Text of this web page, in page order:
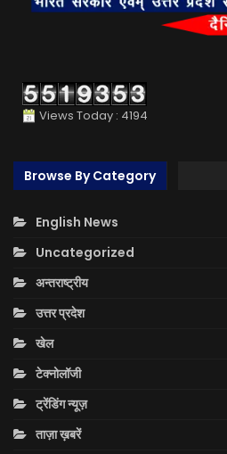
Views Today : 4194
Browse By Category
English News
Uncategorized
अन्तराष्ट्रीय
उत्तर प्रदेश
खेल
टेक्नोलॉजी
ट्रेंडिंग न्यूज़
ताज़ा ख़बरें